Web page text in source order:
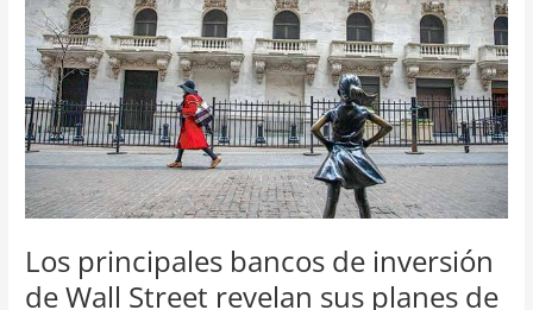
Los principales bancos de inversión
de Wall Street revelan sus planes de
inversión
de
Wall
Street
revelan
sus
planes
de
negocios
para
Chile
en